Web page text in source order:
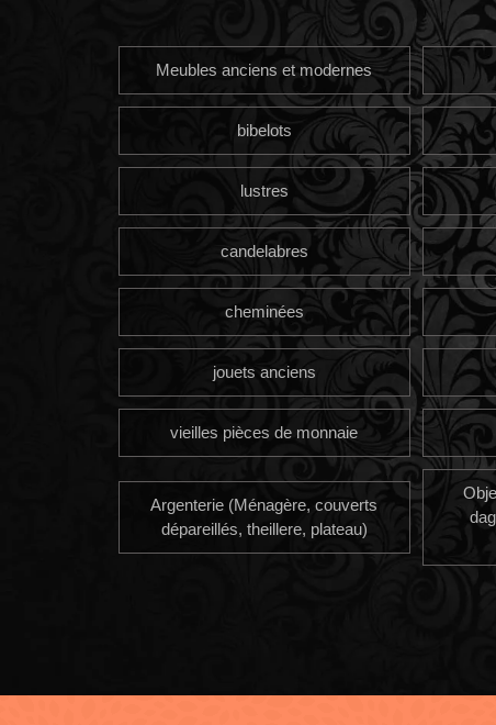
Meubles anciens et modernes
bibelots
lustres
candelabres
cheminées
jouets anciens
vieilles pièces de monnaie
Argenterie (Ménagère, couverts
dépareillés, theillere, plateau)